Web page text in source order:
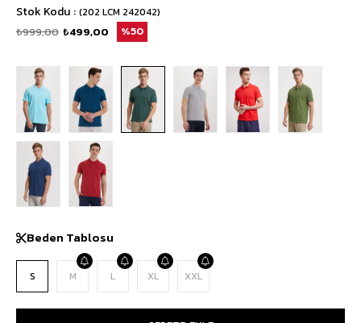
Stok Kodu (202 LCM 242042)
₺999,00 ₺499,00 50
Beden Tablosu
S M L XL XXL